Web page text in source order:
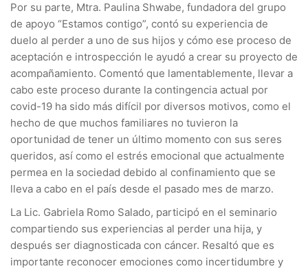
Por su parte, Mtra. Paulina Shwabe, fundadora del grupo
de apoyo “Estamos contigo”, contó su experiencia de
duelo al perder a uno de sus hijos y cómo ese proceso de
aceptación e introspección le ayudó a crear su proyecto de
acompañamiento. Comentó que lamentablemente, llevar a
cabo este proceso durante la contingencia actual por
covid-19 ha sido más difícil por diversos motivos, como el
hecho de que muchos familiares no tuvieron la
oportunidad de tener un último momento con sus seres
queridos, así como el estrés emocional que actualmente
permea en la sociedad debido al confinamiento que se
lleva a cabo en el país desde el pasado mes de marzo.
La Lic. Gabriela Romo Salado, participó en el seminario
compartiendo sus experiencias al perder una hija, y
después ser diagnosticada con cáncer. Resaltó que es
importante reconocer emociones como incertidumbre y